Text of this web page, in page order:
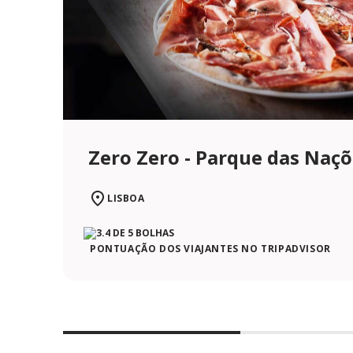
Zero Zero - Parque das
LISBOA
PONTUAÇÃO DOS VIAJANTES NO TRIPADVISOR